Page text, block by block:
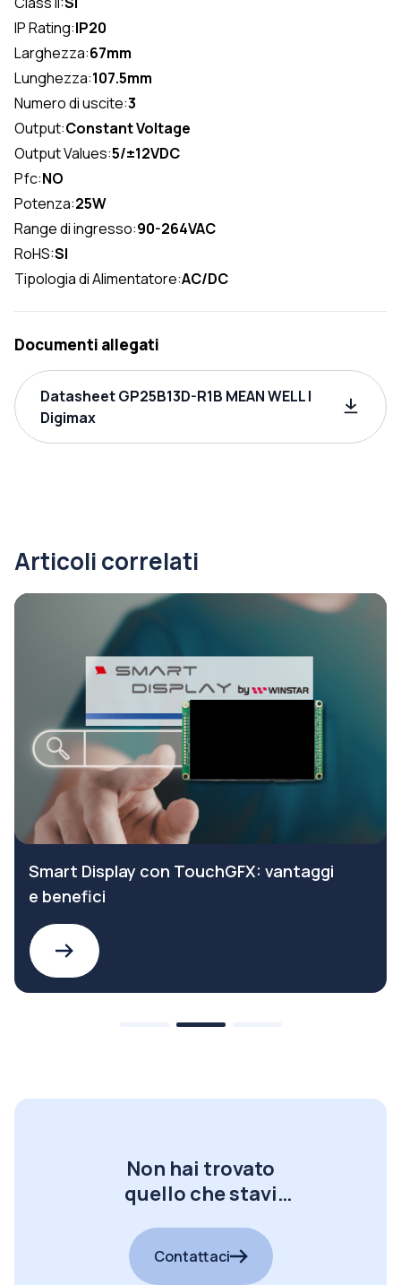
IP Rating:IP20
Larghezza:67mm
Lunghezza:107.5mm
Numero di uscite:3
Output:Constant Voltage
Output Values:5/±12VDC
Pfc:NO
Potenza:25W
Range di ingresso:90-264VAC
RoHS:SI
Tipologia di Alimentatore:AC/DC
Documenti allegati
Datasheet GP25B13D-R1B MEAN WELL |
Digimax
Articoli correlati
Smart Display con TouchGFX: vantaggi
e benefici
Non hai trovato
quello che stavi
Contattaci